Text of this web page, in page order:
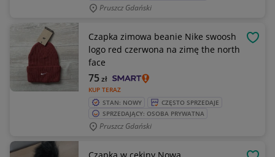
Pruszcz Gdański
Czapka zimowa beanie Nike swoosh
logo red czerwona na zimę the north
face
KUP TERAZ
75zł
STAN: NOWY
CZĘSTO SPRZEDAJE
SPRZEDAJĄCY: OSOBA PRYWATNA
Pruszcz Gdański